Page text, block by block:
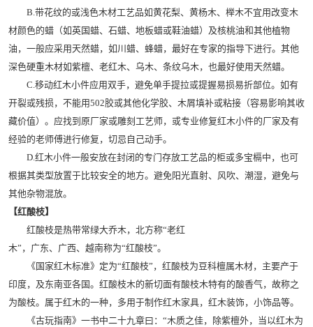
B.带花纹的或浅色木材工艺品如黄花梨、黄杨木、榉木不宜用改变木
材颜色的蜡（如英国蜡、石蜡、地板蜡或鞋油蜡）及核桃油和其他植物
油，一般应采用天然蜡，如川蜡、蜂蜡，最好在专家的指导下进行。其他
深色硬重木材如紫檀、老红木、乌木、条纹乌木，也最好使用天然蜡。
C.移动红木小件应用双手，避免单手提拉或提握易损易折部位。如有
开裂或残损，不能用502胶或其他化学胶、木屑填补或粘接（容易影响其收
藏价值）。应找到原厂家或雕刻工艺师，或专业修复红木小件的厂家及有
经验的老师傅进行修复，切忌自己动手。
D.红木小件一般安放在封闭的专门存放工艺品的柜或多宝槅中，也可
根据其类型放置于比较安全的地方。避免阳光直射、风吹、潮湿，避免与
其他杂物混放。
【红酸枝】
红酸枝是热带常绿大乔木，北方称“老红
木”，广东、广西、越南称为“红酸枝”。
《国家红木标准》定为“红酸枝”，红酸枝为豆科檀属木材，主要产于
印度，及东南亚各国。红酸枝木的新切面有酸枝木特有的酸香气，故称之
为酸枝。属于红木的一种，多用于制作红木家具，红木装饰，小饰品等。
《古玩指南》一书中二十九章曰：“木质之佳，除紫檀外，当以红木为